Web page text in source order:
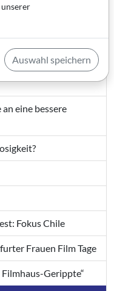
eine bessere
Fokus Chile
Frauen Film Tage
Gerippte“
Auswahl speichern